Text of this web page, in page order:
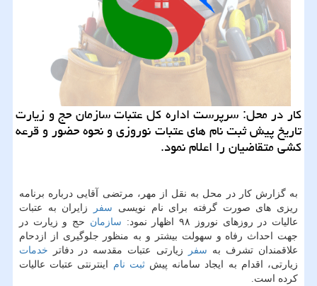
كار در محل: سرپرست اداره كل عتبات سازمان حج و زیارت
تاریخ پیش ثبت نام های عتبات نوروزی و نحوه حضور و قرعه
كشی متقاضیان را اعلام نمود.
به گزارش كار در محل به نقل از مهر، مرتضی آقایی درباره برنامه
ریزی های صورت گرفته برای نام نویسی سفر
زایران به عتبات
عالیات در روزهای نوروز ۹۸ اظهار نمود:
سازمان حج و زیارت در
جهت احداث رفاه و سهولت بیشتر و به منظور جلوگیری از ازدحام
علاقمندان تشرف به سفر زیارتی عتبات مقدسه در دفاتر خدمات
زیارتی، اقدام به ایجاد سامانه پیشثبت نام اینترنتی عتبات عالیات
كرده است.